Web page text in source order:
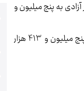
است. حباب سکه بهار آزادی به پنج میلیون و
حباب ربع سکه نیز امروز کاهش یافته و به هشت میلیون و 418 هزار تومان رسیده است. حباب سکه گرمی نیز امروز پنج میلیون و 413 هزار